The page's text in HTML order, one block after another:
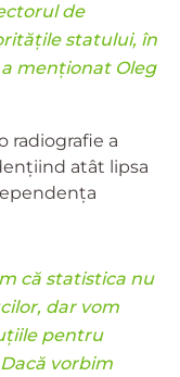
de
statului, în
menționat Oleg
radiografie a
atât lipsa
că statistica nu
dar vom
pentru
vorbim